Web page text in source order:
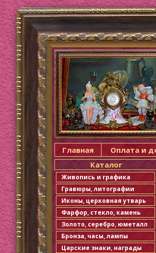
Главная Оплата и
Каталог
Живопись и графика
Гравюры, литографии
Иконы, церковная утварь
Фарфор, стекло, камень
Золото, серебро, юметалл
Бронза, часы, лампы
Царские знаки, награды